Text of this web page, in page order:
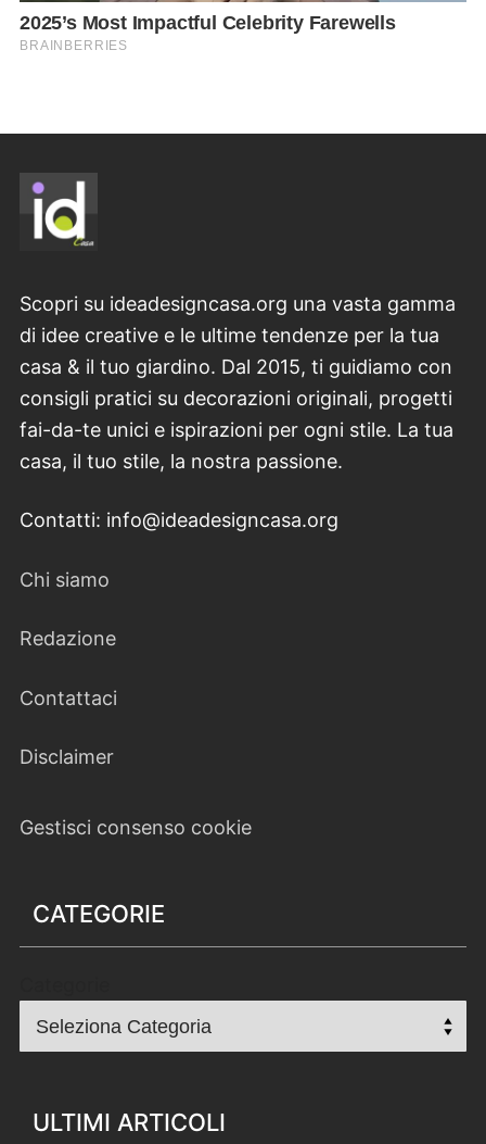
Scopri su ideadesigncasa.org una vasta gamma
di idee creative e le ultime tendenze per la tua
casa & il tuo giardino. Dal 2015, ti guidiamo con
consigli pratici su decorazioni originali, progetti
fai-da-te unici e ispirazioni per ogni stile. La tua
casa, il tuo stile, la nostra passione.
Contatti: info@ideadesigncasa.org
Chi siamo
Redazione
Contattaci
Disclaimer
Gestisci consenso cookie
CATEGORIE
ULTIMI ARTICOLI